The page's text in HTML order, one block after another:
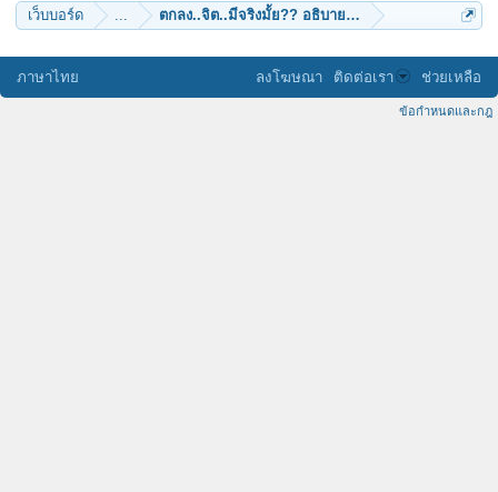
เว็บบอร์ด ... ตกลง..จิต..มีจริงมั้ย?? อธิบายยังไง?..ด้วยวิทยาศาสตร์
ภาษาไทย ลงโฆษณา ติดต่อเรา ช่วยเหลือ
ข้อกำหนดและกฎ